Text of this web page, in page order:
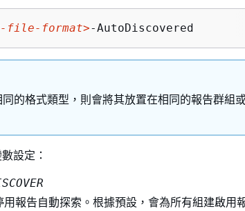
file-format>-AutoDiscovered
的格式類型，則會將其放置在相同的報告群組
設定：
報告自動探索。根據預設，會為所有組建啟用